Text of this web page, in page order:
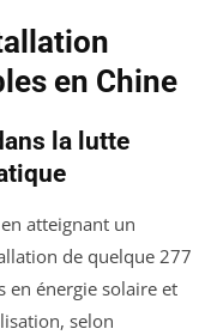
en Chine
la lutte
atteignant un
de quelque 277
en énergie solaire et
selon